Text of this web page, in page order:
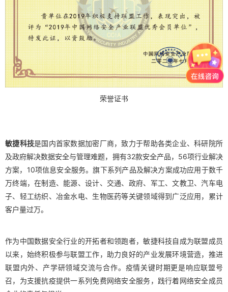
荣誉证书
敏捷科技是国内首家数据加密厂商，致力于帮助各类企业、科研院所
及政府解决数据安全与管理难题，拥有32款安全产品，56项行业解决
方案，10项信息安全服务。旗下系列产品及解决方案成功应用于数千
万终端，在制造、能源、设计、交通、政府、军工、文教卫、汽车电
子、轻工纺织、冶金水电、生物医药等关键领域得到广泛应用，累计
客户量过万。
作为中国数据安全行业的开拓者和领跑者，敏捷科技自成为联盟成员
以来，始终积极参与联盟工作，助力良好的产业发展环境营造，推进
联盟内外、产学研领域交流与合作。疫情关键时期更是响应联盟号
召，为支援抗疫提供一系列免费网络安全服务，践行着网络安全成员